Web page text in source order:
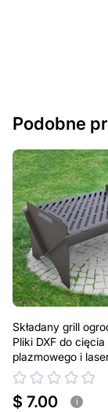
Podobne
Składany grill
Pliki DXF do cięcia
plazmowego i
Przenośny grill BBQ
$ 7.00 i